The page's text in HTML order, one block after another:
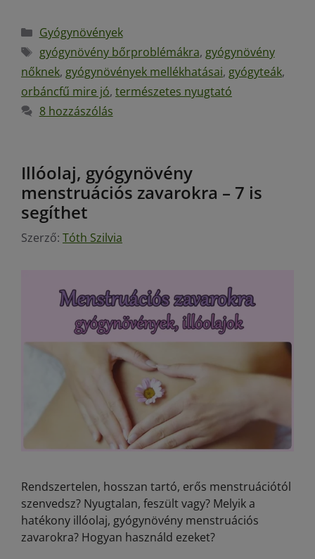
Gyógynövények
gyógynövény bőrproblémákra, gyógynövény
nőknek, gyógynövények mellékhatásai, gyógyteák,
orbáncfű mire jó, természetes nyugtató
8 hozzászólás
Illóolaj, gyógynövény
menstruációs zavarokra – 7 is
segíthet
Szerző: Tóth Szilvia
Rendszertelen, hosszan tartó, erős menstruációtól
szenvedsz? Nyugtalan, feszült vagy? Melyik a
hatékony illóolaj, gyógynövény menstruációs
zavarokra? Hogyan használd ezeket?